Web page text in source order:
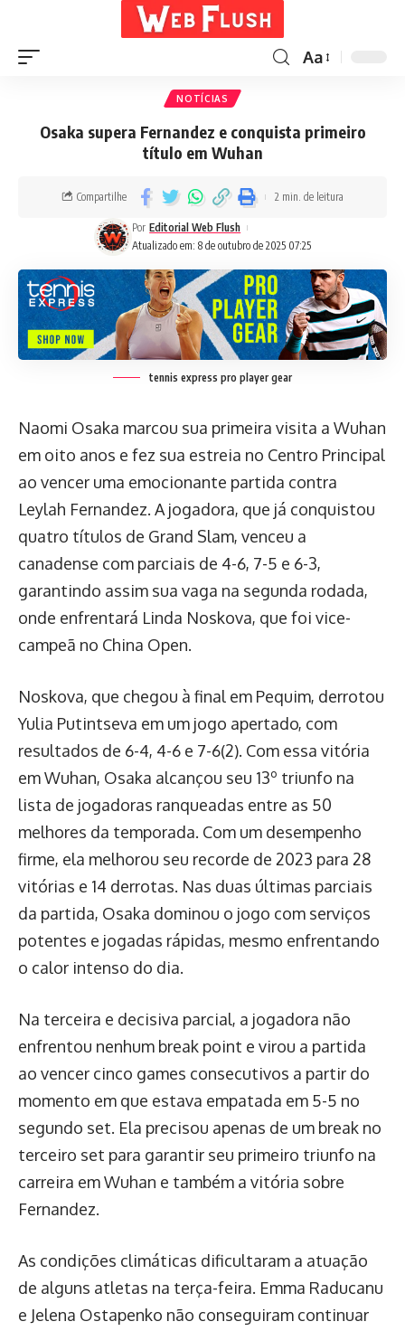
Aa
NOTÍCIAS
Osaka supera Fernandez e conquista primeiro
título em Wuhan
Atualizado em: 8 de outubro de 2025 07:25
Por Editorial Web Flush
Compartilhe 2 min. de leitura
tennis express pro player gear
Naomi Osaka marcou sua primeira visita a Wuhan
em oito anos e fez sua estreia no Centro Principal
ao vencer uma emocionante partida contra
Leylah Fernandez. A jogadora, que já conquistou
quatro títulos de Grand Slam, venceu a
canadense com parciais de 4-6, 7-5 e 6-3,
garantindo assim sua vaga na segunda rodada,
onde enfrentará Linda Noskova, que foi vice-
campeã no China Open.
Noskova, que chegou à final em Pequim, derrotou
Yulia Putintseva em um jogo apertado, com
resultados de 6-4, 4-6 e 7-6(2). Com essa vitória
em Wuhan, Osaka alcançou seu 13º triunfo na
lista de jogadoras ranqueadas entre as 50
melhores da temporada. Com um desempenho
firme, ela melhorou seu recorde de 2023 para 28
vitórias e 14 derrotas. Nas duas últimas parciais
da partida, Osaka dominou o jogo com serviços
potentes e jogadas rápidas, mesmo enfrentando
o calor intenso do dia.
Na terceira e decisiva parcial, a jogadora não
enfrentou nenhum break point e virou a partida
ao vencer cinco games consecutivos a partir do
momento em que estava empatada em 5-5 no
segundo set. Ela precisou apenas de um break no
terceiro set para garantir seu primeiro triunfo na
carreira em Wuhan e também a vitória sobre
Fernandez.
As condições climáticas dificultaram a atuação
de alguns atletas na terça-feira. Emma Raducanu
e Jelena Ostapenko não conseguiram continuar